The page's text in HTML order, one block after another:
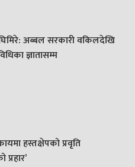
अब्बल सरकारी वकिलदेखि
ज्ञातासम्म
हस्तक्षेपको प्रवृति